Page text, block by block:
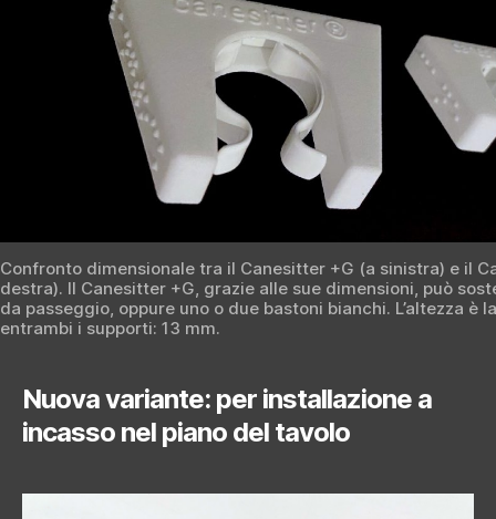
Confronto dimensionale tra il Canesitter +G (a sinistra) e il
destra). Il Canesitter +G, grazie alle sue dimensioni, può
da passeggio, oppure uno o due bastoni bianchi. L’altezza è
entrambi i supporti: 13 mm.
Nuova variante: per installazione a
incasso nel piano del tavolo